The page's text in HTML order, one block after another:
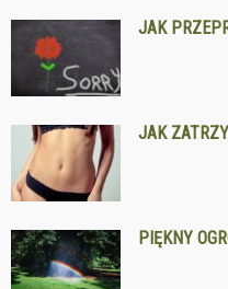
JAK
JAK
PIĘKNY